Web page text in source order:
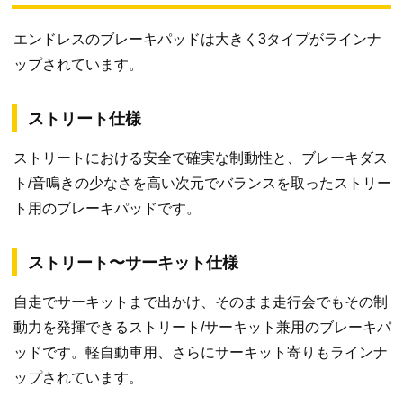
エンドレスのブレーキパッドは大きく3タイプがラインナ
ップされています。
ストリート仕様
ストリートにおける安全で確実な制動性と、ブレーキダス
ト/音鳴きの少なさを高い次元でバランスを取ったストリー
ト用のブレーキパッドです。
ストリート〜サーキット仕様
自走でサーキットまで出かけ、そのまま走行会でもその制
動力を発揮できるストリート/サーキット兼用のブレーキパ
ッドです。軽自動車用、さらにサーキット寄りもラインナ
ップされています。